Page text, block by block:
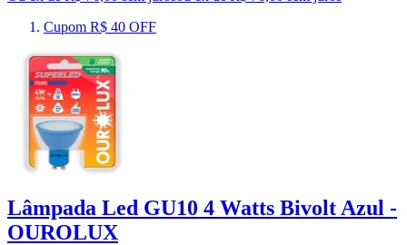
Cupom R$ 40 OFF
Lâmpada Led GU10 4 Watts Bivolt Azul -
OUROLUX